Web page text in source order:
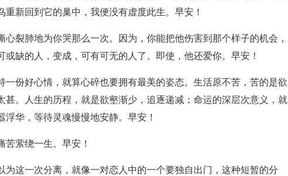
新回到它的巢中，我便没有虚度此生。早安！
心裂肺地为你哭那么一次。因为，你能把他伤害到那个样子的机会，
或缺的人，变成，可有可无的人了。即使，他还爱你。早安！
一份好心情，就算心碎也要拥有最美的姿态。生活原不苦，苦的是欲
甚。人生的历程，就是欲壑渐少，追逐递减；命运的深层次意义，就
华，等待灵魂慢慢地安静。早安！
苦萦绕一生。早安！
为这一次分离，就像一对恋人中的一个要独自出门，这种短暂的分